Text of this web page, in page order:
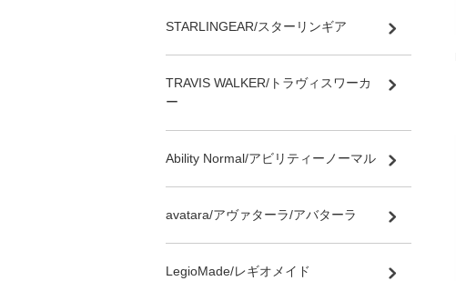
STARLINGEAR/スターリンギア
TRAVIS WALKER/トラヴィスワーカ
ー
Ability Normal/アビリティーノーマル
avatara/アヴァターラ/アバターラ
LegioMade/レギオメイド